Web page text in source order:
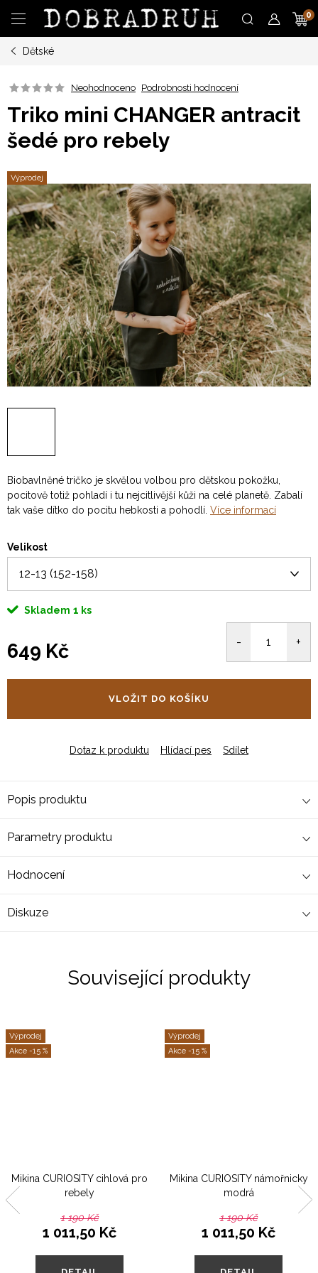
obsah
Dětské
Neohodnoceno Podrobnosti hodnocení
Triko mini CHANGER antracit
šedé pro rebely
Výprodej
Biobavlněné tričko je skvělou volbou pro dětskou pokožku,
pocitově totiž pohladí i tu nejcitlivější kůži na celé planetě. Zabalí
tak vaše dítko do pocitu hebkosti a pohodlí. Více informací
Velikost
Skladem 1 ks
649 Kč
VLOŽIT DO KOŠÍKU
Dotaz k produktu Hlídací pes Sdílet
Popis produktu
Parametry produktu
Hodnocení
Diskuze
Související produkty
Výprodej
-15 %
Mikina CURIOSITY cihlová pro
rebely
1 190 Kč
1 011,50 Kč
Výprodej
-15 %
Mikina CURIOSITY námořnicky
modrá
1 190 Kč
1 011,50 Kč